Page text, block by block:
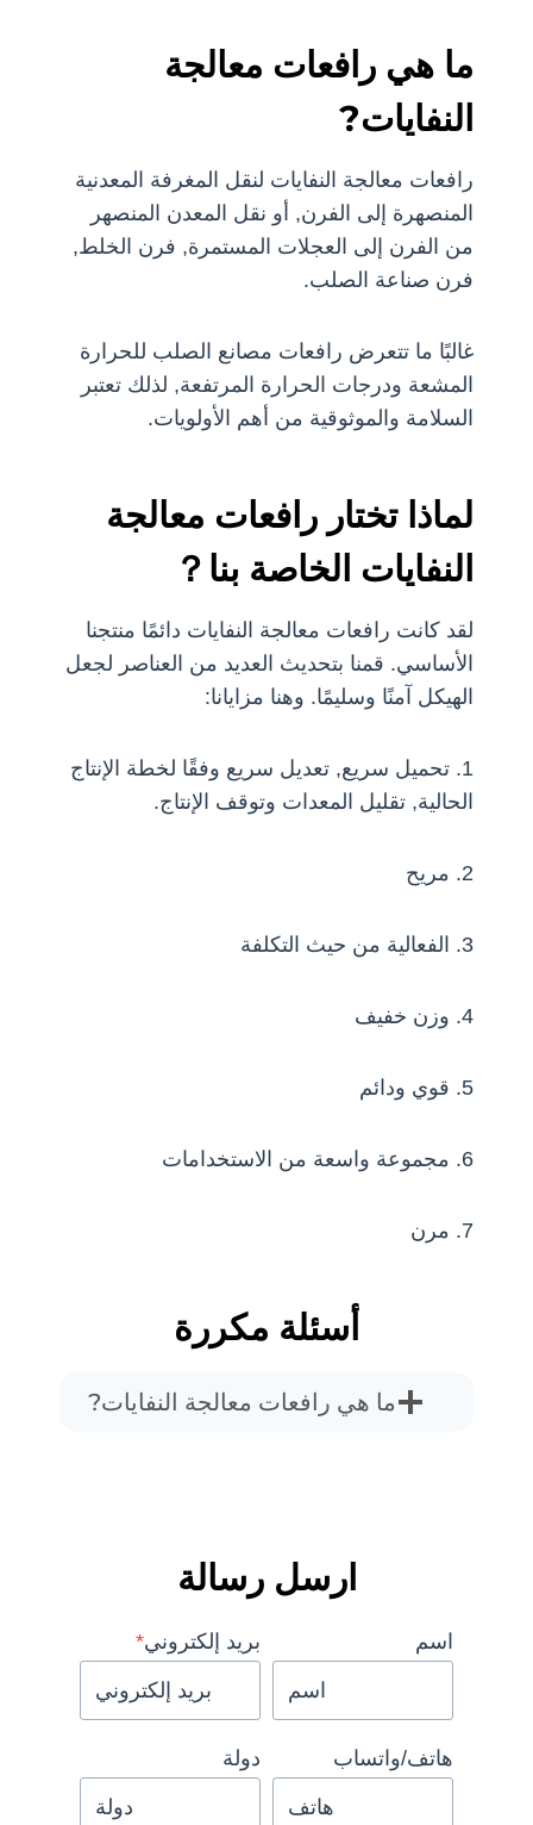
ما هي رافعات معالجة
النفايات?
رافعات معالجة النفايات لنقل المغرفة المعدنية
المنصهرة إلى الفرن, أو نقل المعدن المنصهر
من الفرن إلى العجلات المستمرة, فرن الخلط,
فرن صناعة الصلب.
غالبًا ما تتعرض رافعات مصانع الصلب للحرارة
المشعة ودرجات الحرارة المرتفعة, لذلك تعتبر
السلامة والموثوقية من أهم الأولويات.
لماذا تختار رافعات معالجة
النفايات الخاصة بنا？
لقد كانت رافعات معالجة النفايات دائمًا منتجنا
الأساسي. قمنا بتحديث العديد من العناصر لجعل
الهيكل آمنًا وسليمًا. وهنا مزايانا:
1. تحميل سريع, تعديل سريع وفقًا لخطة الإنتاج
الحالية, تقليل المعدات وتوقف الإنتاج.
2. مريح
3. الفعالية من حيث التكلفة
4. وزن خفيف
5. قوي ودائم
6. مجموعة واسعة من الاستخدامات
7. مرن
أسئلة مكررة
ما هي رافعات معالجة النفايات?
ارسل رسالة
اسم بريد إلكتروني*
هاتف/واتساب دولة